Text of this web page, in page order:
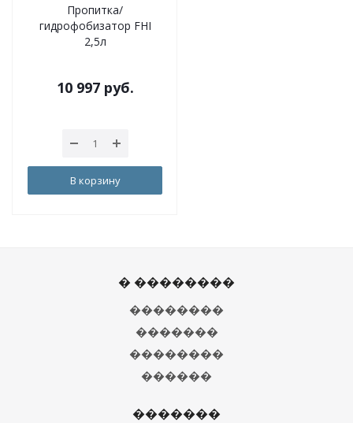
Пропитка/
гидрофобизатор FHI
2,5л
10 997руб.
В корзину
� ��������
��������
�������
��������
������
�������